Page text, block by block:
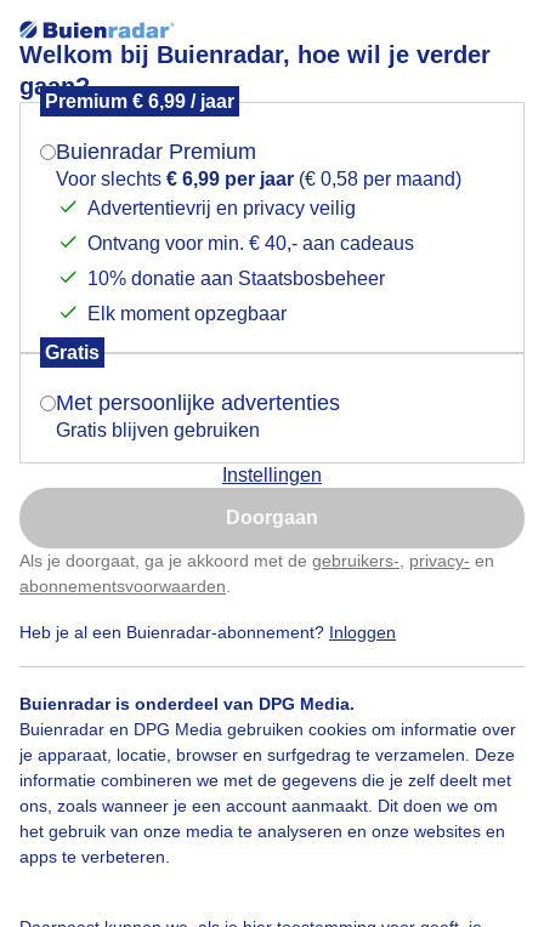
Welkom bij Buienradar, hoe wil je verder
gaan?
Premium € 6,99 / jaar
Buienradar Premium
Voor slechts € 6,99 per jaar (€ 0,58 per maand)
Advertentievrij en privacy veilig
Ontvang voor min. € 40,- aan cadeaus
10% donatie aan Staatsbosbeheer
Elk moment opzegbaar
Gratis
Met persoonlijke advertenties
Gratis blijven gebruiken
Instellingen
Doorgaan
Als je doorgaat, ga je akkoord met de gebruikers- privacy- en
abonnementsvoorwaarden
Heb je al een Buienradar-abonnement? Inloggen
Buienradar is onderdeel van DPG Media.
Buienradar en DPG Media gebruiken cookies om informatie over
je apparaat, locatie, browser en surfgedrag te verzamelen. Deze
informatie combineren we met de gegevens die je zelf deelt met
ons, zoals wanneer je een account aanmaakt. Dit doen we om
het gebruik van onze media te analyseren en onze websites en
apps te verbeteren.
nauwelijks regen
Door: ben Saanen Gemaakt: 15-05-2026, 72x bekeken
Een moment geduld aub...
Mogen we je locatie gebruiken voor het
Indien je hier nog geen akkoord op hebt gegeven,
verschijnt er zo een pop-up uit je browser waarin
Is goed, toon de popup
Nu niet, misschien later
Klik hierom dit aan te passen